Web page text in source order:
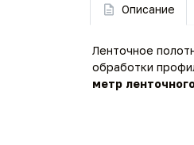
Описание
Ленточное
обработки
метр